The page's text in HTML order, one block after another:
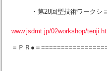
・第28回型技術ワークシ
www.jsdmt.jp/02workshop/
＝ＰＲ●＝